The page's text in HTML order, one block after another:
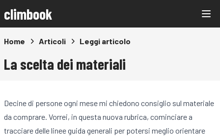
climbook
Home Articoli Leggi articolo
La scelta dei materiali
Decine di persone ogni mese mi chiedono consiglio sul materiale
da comprare. Vorrei, in questa nuova rubrica, cominciare a
tracciare delle linee guida generali per potersi meglio orientare